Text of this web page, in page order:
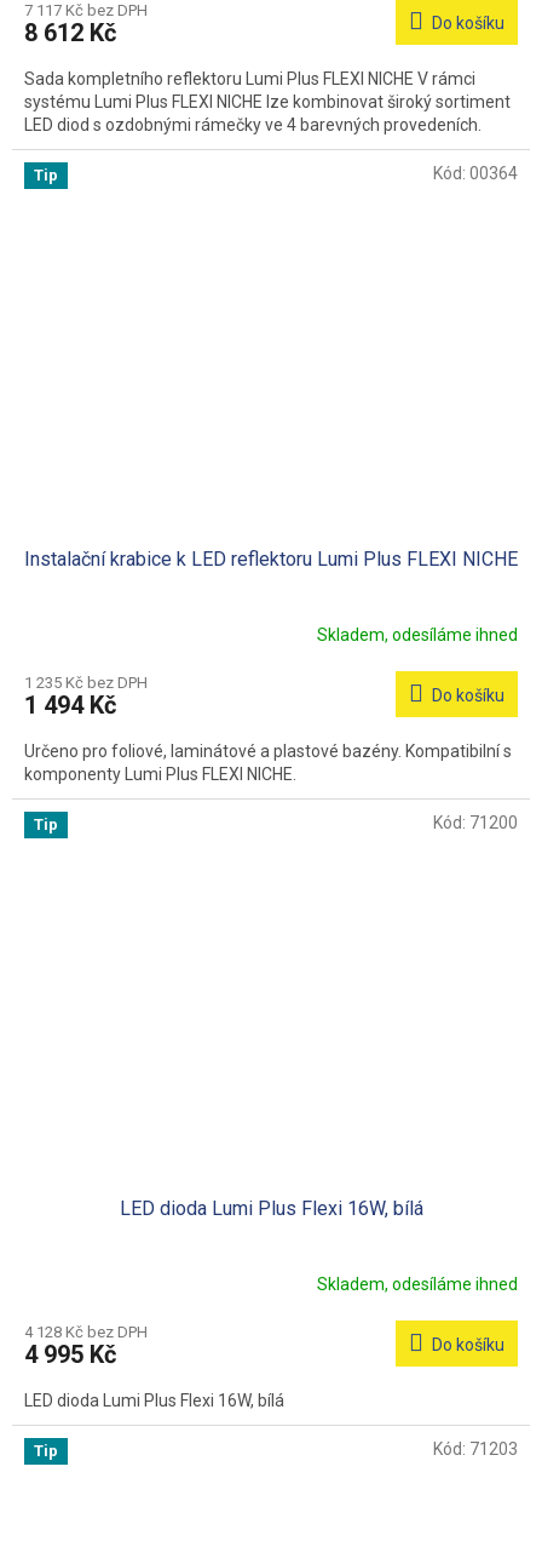
7 117 Kč bez DPH
8 612 Kč Do košíku
Sada kompletního reflektoru Lumi Plus FLEXI NICHE V rámci
systému Lumi Plus FLEXI NICHE lze kombinovat široký sortiment
LED diod s ozdobnými rámečky ve 4 barevných provedeních.
Tip
Instalační krabice k LED reflektoru Lumi Plus FLEXI NICHE
Skladem, odesíláme ihned
1 235 Kč bez DPH
1 494 Kč Do košíku
Určeno pro foliové, laminátové a plastové bazény. Kompatibilní s
komponenty Lumi Plus FLEXI NICHE.
Kód: 00364
Tip
LED dioda Lumi Plus Flexi 16W, bílá
Skladem, odesíláme ihned
4 128 Kč bez DPH
4 995 Kč Do košíku
LED dioda Lumi Plus Flexi 16W, bílá
Kód: 71200
Tip Kód: 71203